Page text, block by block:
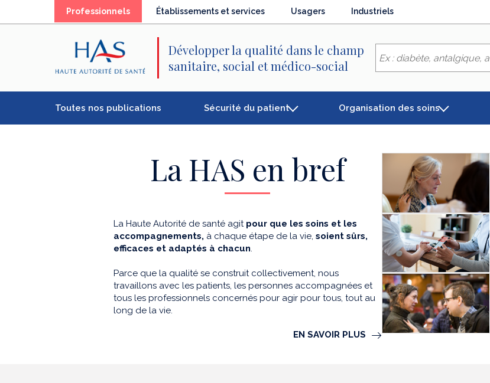
Professionnels(élémentÉtablissements et services Usagers Industriels
Développer la qualité dans le champ
sanitaire, social et médico-social
Toutes nos publications Sécurité du patient Organisation des soins
La HAS en bref
La Haute Autorité de santé agit pour que les soins et les
accompagnements, à chaque étape de la vie, soient sûrs,
efficaces et adaptés à chacun.
Parce que la qualité se construit collectivement, nous
travaillons avec les patients, les personnes accompagnées et
tous les professionnels concernés pour agir pour tous, tout au
long de la vie.
EN SAVOIR PLUS